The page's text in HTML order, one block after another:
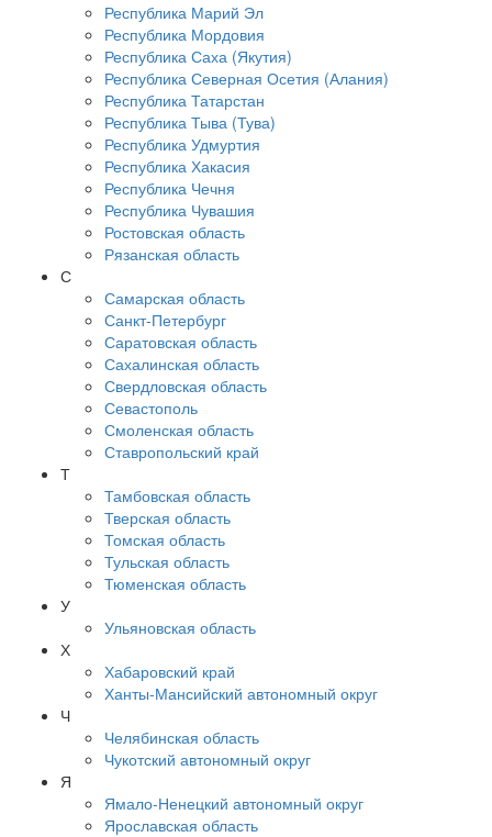
Республика Марий Эл
Республика Мордовия
Республика Саха (Якутия)
Республика Северная Осетия (Алания)
Республика Татарстан
Республика Тыва (Тува)
Республика Удмуртия
Республика Хакасия
Республика Чечня
Республика Чувашия
Ростовская область
Рязанская область
С
Самарская область
Санкт-Петербург
Саратовская область
Сахалинская область
Свердловская область
Севастополь
Смоленская область
Ставропольский край
Т
Тамбовская область
Тверская область
Томская область
Тульская область
Тюменская область
У
Ульяновская область
Х
Хабаровский край
Ханты-Мансийский автономный округ
Ч
Челябинская область
Чукотский автономный округ
Я
Ямало-Ненецкий автономный округ
Ярославская область